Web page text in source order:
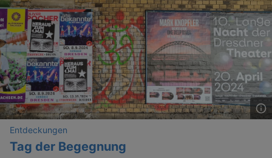
Entdeckungen
Tag der Begegnung